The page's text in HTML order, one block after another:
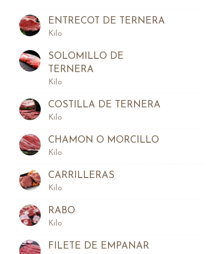
ENTRECOT DE TERNERA
Kilo
SOLOMILLO DE
TERNERA
Kilo
COSTILLA DE TERNERA
Kilo
CHAMON O MORCILLO
Kilo
CARRILLERAS
Kilo
RABO
Kilo
FILETE DE EMPANAR